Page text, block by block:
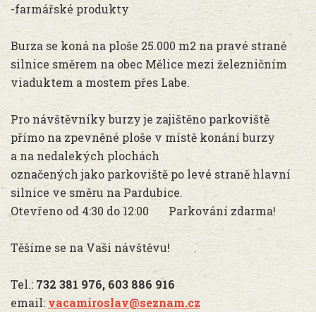
-farmářské produkty
Burza se koná na ploše 25.000 m2 na pravé straně
silnice směrem na obec Mělice mezi železničním
viaduktem a mostem přes Labe.
Pro návštěvníky burzy je zajištěno parkoviště
přímo na zpevněné ploše v místě konání burzy
a na nedalekých plochách
označených jako parkoviště po levé straně hlavní
silnice ve směru na Pardubice.
Otevřeno od 4:30 do 12:00 Parkování zdarma!
Těšíme se na Vaši návštěvu!
Tel.: 732 381 976, 603 886 916
email: vacamiroslav@seznam.cz